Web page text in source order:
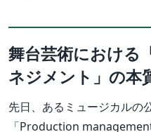
舞台芸術における
ネジメント」の本
先日、あるミュージカルの
「Production